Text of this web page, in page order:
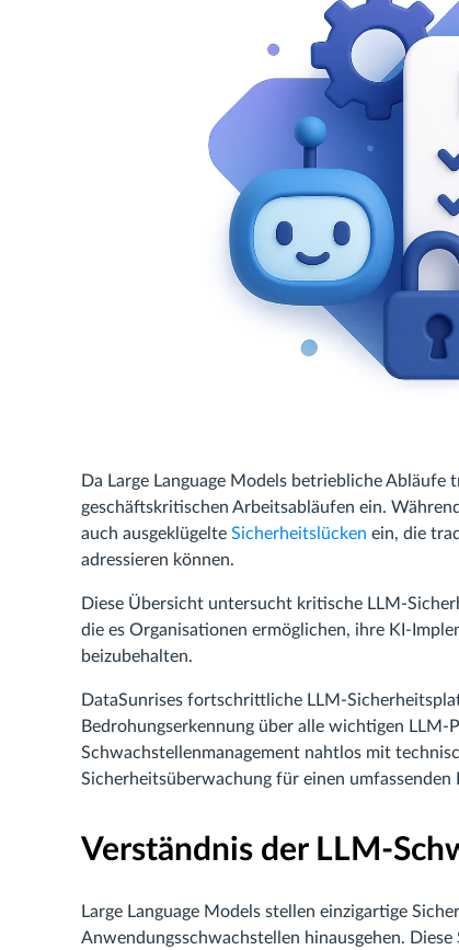
Da Large Language Models betriebliche
geschäftskritischen Arbeitsabläufen ein.
auch ausgeklügelte Sicherheitslücken ein, die
adressieren können.
Diese Übersicht untersucht kritische LLM-
die es Organisationen ermöglichen, ihre KI-
beizubehalten.
DataSunrises fortschrittliche LLM-
Bedrohungserkennung über alle wichtigen
Schwachstellenmanagement nahtlos mit
Sicherheitsüberwachung für einen umfassenden
Verständnis der LLM-
Large Language Models stellen einzigartige
Anwendungsschwachstellen hinausgehen.